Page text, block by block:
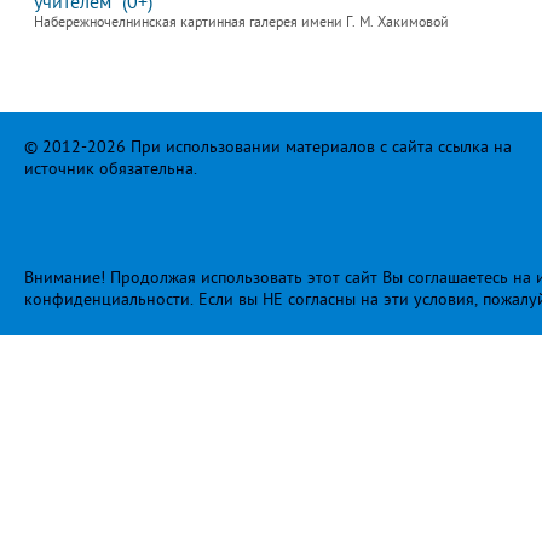
Набережночелнинская картинная галерея имени Г. М. Хакимовой
© 2012-2026 При использовании материалов с сайта ссылка на
источник обязательна.
Внимание! Продолжая использовать этот сайт Вы соглашаетесь
конфиденциальности. Если вы НЕ согласны на эти условия,